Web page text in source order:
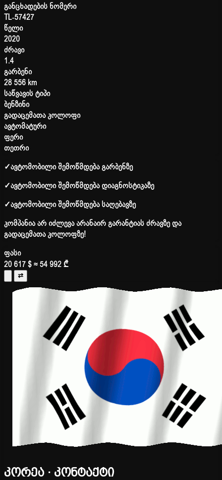
განცხადების ნომერი
TL-57427
წელი
2020
ძრავი
1.4
გარბენი
28 556 km
საწვავის ტიპი
ბენზინი
გადაცემათა კოლოფი
ავტომატური
ფერი
თეთრი
✓ავტომობილი შემოწმდება გარბენზე
✓ავტომობილი შემოწმდება დიაგნოსტიკაზე
✓ავტომობილი შემოწმდება საღებავზე
კომპანია არ იძლევა არანაირ გარანტიას ძრავზე და
გადაცემათა კოლოფზე!
ფასი
20 617 $≈ 54 992 ₾
⇄
კორეა · კონტაქტი